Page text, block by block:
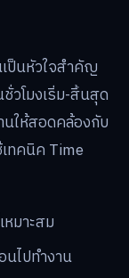
เป็นหัวใจสำคัญ
วโมงเริ่ม-สิ้นสุด
นให้สอดคล้องกับ
ทคนิค Time
หมาะสม
นไปทำงาน